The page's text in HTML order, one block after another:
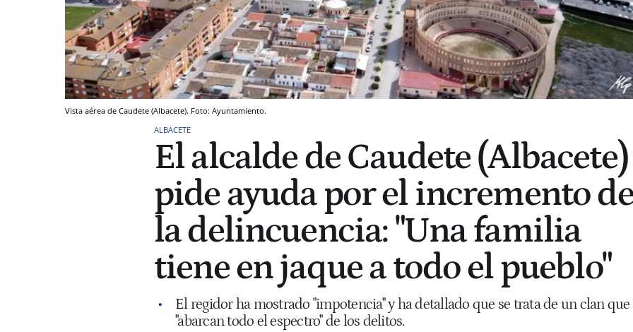
Vista aérea de Caudete (Albacete). Foto: Ayuntamiento.
ALBACETE
El alcalde de Caudete (Albacete)
pide ayuda por el incremento de
la delincuencia: "Una familia
tiene en jaque a todo el pueblo"
El regidor ha mostrado "impotencia" y ha detallado que se trata de un clan que
"abarcan todo el espectro" de los delitos.